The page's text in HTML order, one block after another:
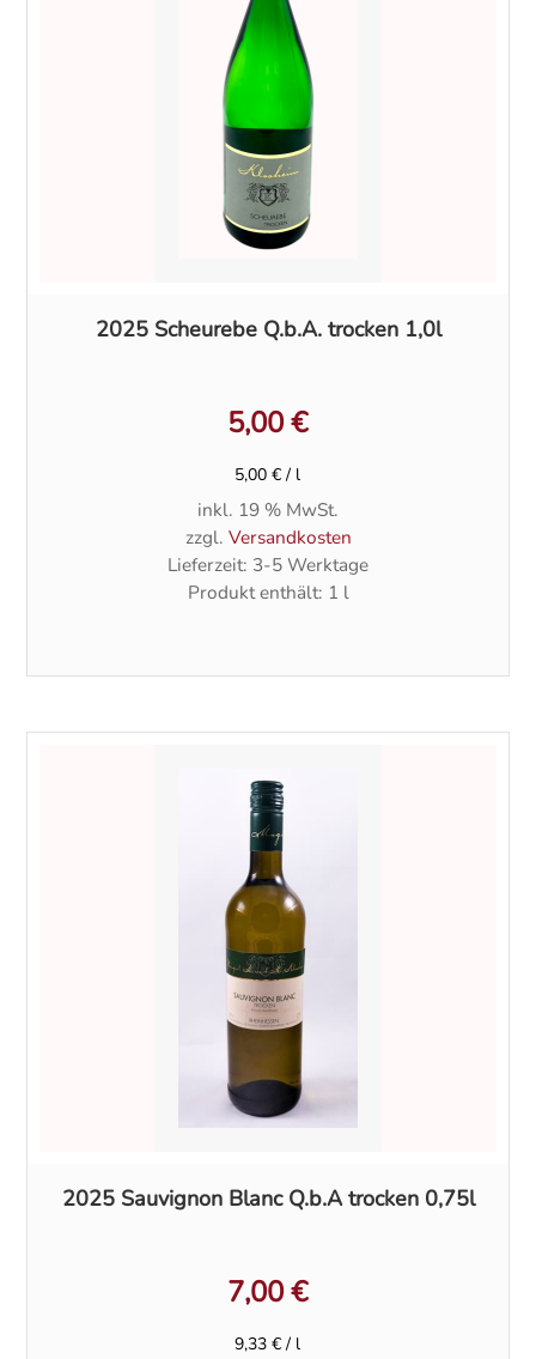
2025 Scheurebe Q.b.A. trocken 1,0l
5,00€
5,00€ / l
inkl. 19 % MwSt.
zzgl. Versandkosten
Lieferzeit: 3-5 Werktage
Produkt enthält: 1 l
2025 Sauvignon Blanc Q.b.A trocken 0,75l
7,00€
9,33€ / l